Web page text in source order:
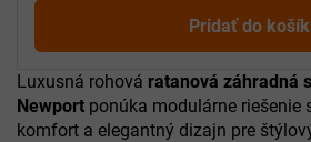
Pridať do
Luxusná rohová ratanová záhradná
Newport ponúka modulárne riešenie
komfort a elegantný dizajn pre